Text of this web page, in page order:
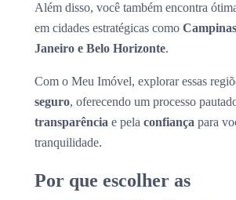
Além disso, você também encontra
em cidades estratégicas como
Janeiro e Belo Horizonte.
Com o Meu Imóvel, explorar essas
seguro, oferecendo um processo
transparência e pela confiança para
tranquilidade.
Por que escolher as